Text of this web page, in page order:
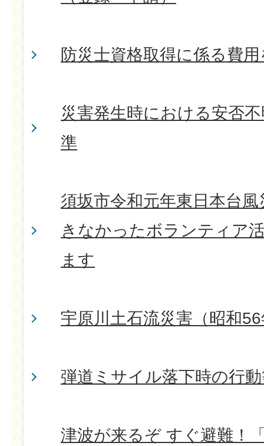
防災士資格取得に係る費
災害発生時における安否
準
須坂市令和元年東日本台
きなかったボランティア
ます
宇原川土石流災害（昭和
弾道ミサイル落下時の行
津波が来るぞ すぐ避難！